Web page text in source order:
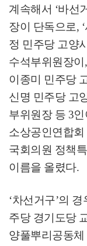
계속해서 ‘바선
장이 단독으로, ‘
정 민주당 고양시
수석부위원장이
이종미 민주당
신명 민주당 고
부위원장 등 3인
소상공인연합
국회의원 정책
이름을 올렸다.
‘차선거구’의 경
주당 경기도당
양풀뿌리공동체